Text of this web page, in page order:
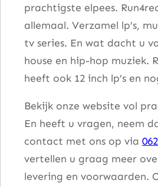
prachtigste elpees.
allemaal. Verzamel lp’s,
tv series. En wat dacht u
house en hip-hop muziek.
heeft ook 12 inch lp’s en
Bekijk onze website vol
En heeft u vragen, neem
contact met ons op via
vertellen u graag meer
levering en voorwaarden.